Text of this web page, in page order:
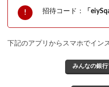
招待コード： 「
下記のアプリからスマホでイン
みんなの銀